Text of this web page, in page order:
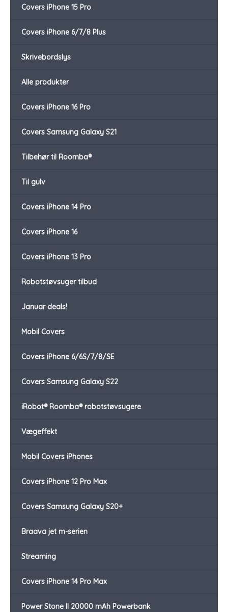
Covers iPhone 15 Pro
Covers iPhone 6/7/8 Plus
Skrivebordslys
Alle produkter
Covers iPhone 16 Pro
Covers Samsung Galaxy S21
Tilbehør til Roomba®
Til gulv
Covers iPhone 14 Pro
Covers iPhone 16
Covers iPhone 13 Pro
Robotstøvsuger tilbud
Januar deals!
Mobil Covers
Covers iPhone 6/6S/7/8/SE
Covers Samsung Galaxy S22
iRobot® Roomba® robotstøvsugere
Vægeffekt
Mobil Covers iPhones
Covers iPhone 12 Pro Max
Covers Samsung Galaxy S20+
Braava jet m-serien
Streaming
Covers iPhone 14 Pro Max
Power Stone II 20000 mAh Powerbank